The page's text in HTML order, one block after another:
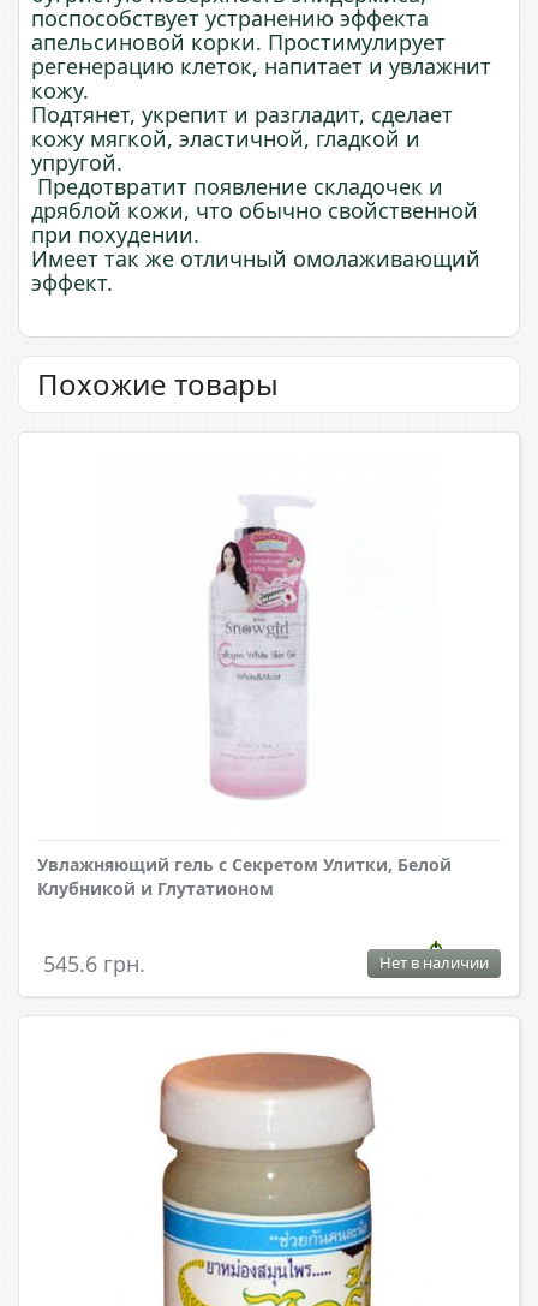
поспособствует устранению эффекта
апельсиновой корки. Простимулирует
регенерацию клеток, напитает и увлажнит
кожу.
Подтянет, укрепит и разгладит, сделает
кожу мягкой, эластичной, гладкой и
упругой.
Предотвратит появление складочек и
дряблой кожи, что обычно свойственной
при похудении.
Имеет так же отличный омолаживающий
эффект.
Похожие товары
Увлажняющий гель с Секретом Улитки, Белой
Клубникой и Глутатионом
545.6 грн. Нет в наличии